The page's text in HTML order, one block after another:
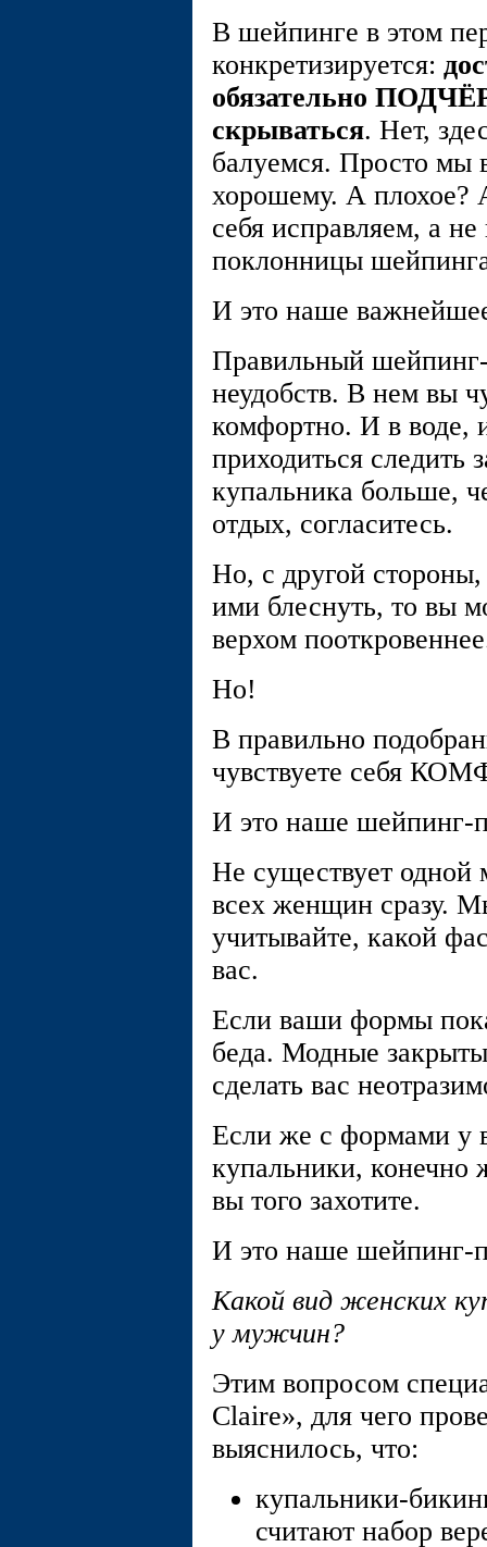
В шейпинге в этом
конкретизируется:
обязательно
скрываться. Нет,
балуемся. Просто мы
хорошему. А плохое?
себя исправляем, а
поклонницы
И это наше
Правильный шейпинг-
неудобств. В нем вы
комфортно. И в воде,
приходиться следить
купальника больше,
отдых, согласитесь.
Но, с другой
ими блеснуть, то вы
верхом
Но!
В правильно
чувствуете себя
И это наше шейпинг-
Не существует одной
всех женщин сразу.
учитывайте, какой
вас.
Если ваши формы
беда. Модные
сделать вас
Если же с формами у
купальники, конечно
вы того захотите.
И это наше шейпинг-
Какой вид женских
у мужчин?
Этим вопросом
Claire», для чего
выяснилось, что:
купальники-
считают набор